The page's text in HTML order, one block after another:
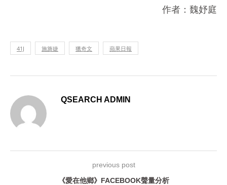
作者：魏妤庭
41J 施旖婕 獵奇文 蘋果日報
QSEARCH ADMIN
previous post
《愛在他鄉》FACEBOOK聲量分析